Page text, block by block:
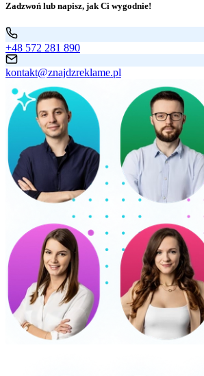
Zadzwoń lub napisz, jak Ci wygodnie!
+48 572 281 890
kontakt@znajdzreklame.pl